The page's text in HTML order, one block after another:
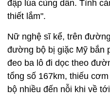
đập lúa cùng dân. Tình
thiết lắm".
Nữ nghệ sĩ kể, trên
đường bộ bị giặc Mỹ bắn
đeo ba lô đi dọc theo
tổng số 167km, thiếu
bộ nhiều đến nỗi khi về